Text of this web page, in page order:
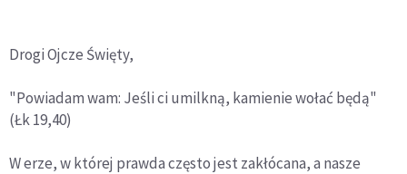
Drogi Ojcze Święty,
"Powiadam wam: Jeśli ci umilkną, kamienie wołać będą"
(Łk 19,40)
W erze, w której prawda często jest zakłócana, a nasze